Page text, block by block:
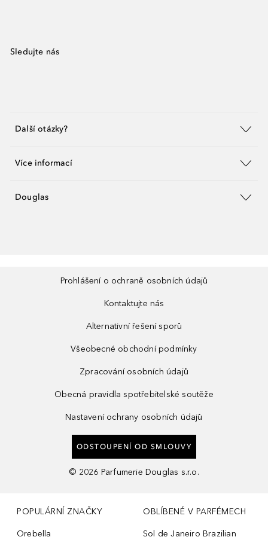
Sledujte nás
Další otázky?
Více informací
Douglas
Prohlášení o ochraně osobních údajů
Kontaktujte nás
Alternativní řešení sporů
Všeobecné obchodní podmínky
Zpracování osobních údajů
Obecná pravidla spotřebitelské soutěže
Nastavení ochrany osobních údajů
ODSTOUPENÍ OD SMLOUVY
© 2026 Parfumerie Douglas s.r.o.
POPULÁRNÍ ZNAČKY
Orebella
OBLÍBENÉ V PARFÉMECH
Sol de Janeiro Brazilian